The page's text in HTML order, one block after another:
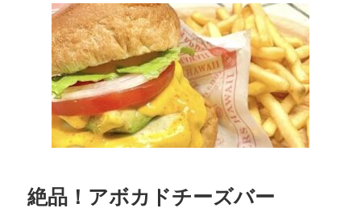
集英社「 メンズノンノ ８・９月合併号」
にて、テディーズビガーバーガー原宿表
参道店が紹介されました。
2023.06.22
フジテレビ「VS魂」にて、TEDDY'S BIG
GER BURGERS表参道店の「ギガモンス
ターバーガー」が紹介されました。
DY'S BIGGER BURGERS表参道店が紹介
絶品！アボカドチーズバー